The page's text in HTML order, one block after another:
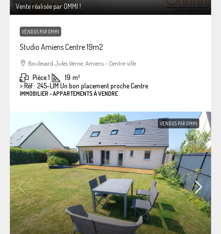
Vente réalisée par OMMI !
VENDUS PAR OMMI
Studio Amiens Centre 19m2
Boulevard Jules Verne, Amiens - Centre ville
Pièce:1 19 m²
>:Réf : 245-LIM Un bon placement proche Centre
IMMOBILIER - APPARTEMENTS À VENDRE
VENDUS PAR OMMI